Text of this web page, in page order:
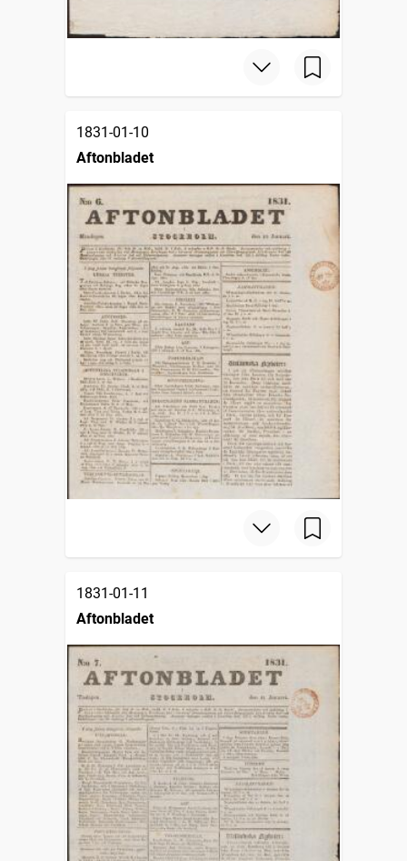
1831-01-10
Aftonbladet
1831-01-11
Aftonbladet